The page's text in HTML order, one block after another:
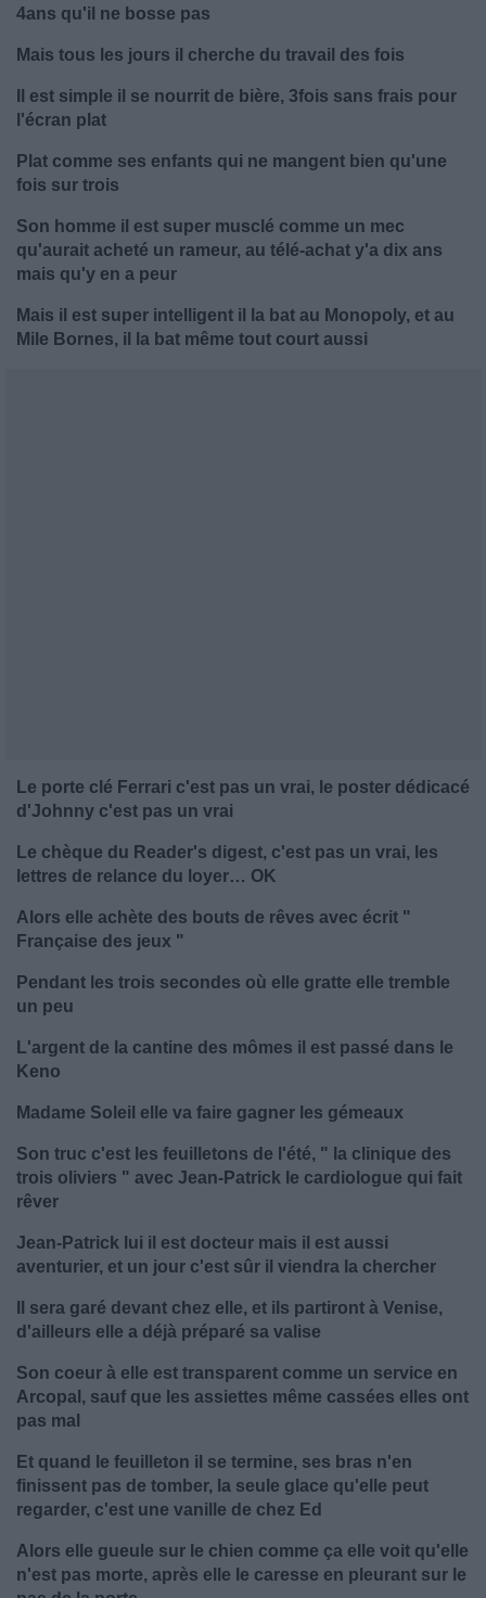
4ans qu'il ne bosse pas
Mais tous les jours il cherche du travail des fois
Il est simple il se nourrit de bière, 3fois sans frais pour
l'écran plat
Plat comme ses enfants qui ne mangent bien qu'une
fois sur trois
Son homme il est super musclé comme un mec
qu'aurait acheté un rameur, au télé-achat y'a dix ans
mais qu'y en a peur
Mais il est super intelligent il la bat au Monopoly, et au
Mile Bornes, il la bat même tout court aussi
Le porte clé Ferrari c'est pas un vrai, le poster dédicacé
d'Johnny c'est pas un vrai
Le chèque du Reader's digest, c'est pas un vrai, les
lettres de relance du loyer… OK
Alors elle achète des bouts de rêves avec écrit "
Française des jeux "
Pendant les trois secondes où elle gratte elle tremble
un peu
L'argent de la cantine des mômes il est passé dans le
Keno
Madame Soleil elle va faire gagner les gémeaux
Son truc c'est les feuilletons de l'été, " la clinique des
trois oliviers " avec Jean-Patrick le cardiologue qui fait
rêver
Jean-Patrick lui il est docteur mais il est aussi
aventurier, et un jour c'est sûr il viendra la chercher
Il sera garé devant chez elle, et ils partiront à Venise,
d'ailleurs elle a déjà préparé sa valise
Son coeur à elle est transparent comme un service en
Arcopal, sauf que les assiettes même cassées elles ont
pas mal
Et quand le feuilleton il se termine, ses bras n'en
finissent pas de tomber, la seule glace qu'elle peut
regarder, c'est une vanille de chez Ed
Alors elle gueule sur le chien comme ça elle voit qu'elle
n'est pas morte, après elle le caresse en pleurant sur le